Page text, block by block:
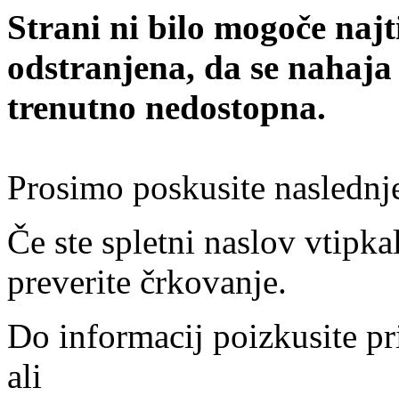
Strani ni bilo mogoče
odstranjena, da se
trenutno nedostopna.
Prosimo poskusite
Če ste spletni naslov
preverite črkovanje.
Do informacij poizkusite
ali